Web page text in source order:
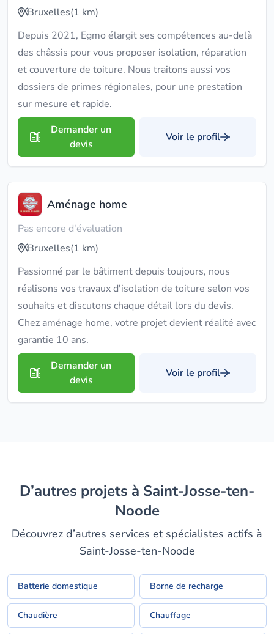
Bruxelles(1 km)
Depuis 2021, Egmo élargit ses compétences au-delà
des châssis pour vous proposer isolation, réparation
et couverture de toiture. Nous traitons aussi vos
dossiers de primes régionales, pour une prestation
sur mesure et rapide.
Demander un
devis
Voir le profil
Aménage home
Pas encore d'évaluation
Bruxelles(1 km)
Passionné par le bâtiment depuis toujours, nous
réalisons vos travaux d'isolation de toiture selon vos
souhaits et discutons chaque détail lors du devis.
Chez aménage home, votre projet devient réalité avec
garantie 10 ans.
Demander un
devis
Voir le profil
D’autres projets à Saint-Josse-ten-
Noode
Découvrez d’autres services et spécialistes actifs à
Saint-Josse-ten-Noode
Batterie domestique Borne de recharge
Chaudière Chauffage